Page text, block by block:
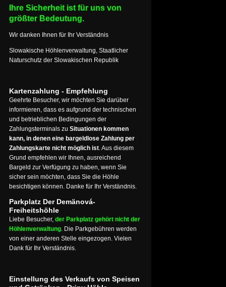
Ihre Sicherheit ist für uns von
größter Bedeutung.
Wir danken Ihnen für Ihr Verständnis
Slowakische Höhlenverwaltung, Staatlicher
Naturschutz der Slowakischen Republik
Kartenzahlung - Empfehlung
Geehrte Besucher, wir möchten Sie darüber
informieren, dass es aufgrund der technischen
und betrieblichen Bedingungen der
Zahlungsterminals zu Situationen kommen
kann, in denen eine bargeldlose Zahlung per
Zahlungskarte nicht möglich ist. Aus diesem
Grund empfehlen wir Ihnen, ausreichend
Bargeld zur Verfügung zu haben, wenn Sie
sicher sein möchten, dass Sie die Höhle
besichtigen können. Danke für Ihr Verständnis.
Parkplatz Der Demänová-
Freiheitshöhle
Liebe Besucher, der Parkplatz gehört nicht der
Höhlenverwaltung. Die Parkgebühren werden
von einer anderen Stelle eingezogen. Vielen
Dank für Ihr Verständnis.
Einstellung des Verkaufs von Speisen